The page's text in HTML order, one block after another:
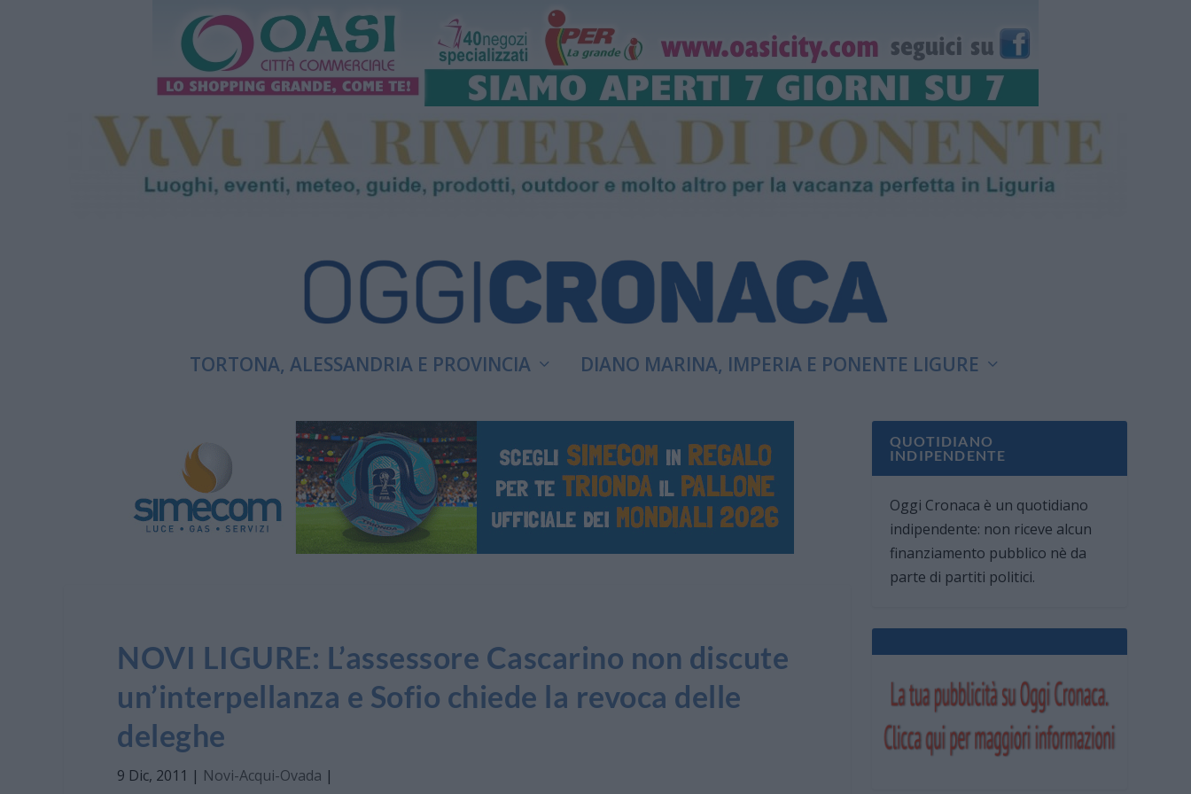
TORTONA, ALESSANDRIA E PROVINCIA DIANO MARINA, IMPERIA E PONENTE LIGURE
NOVI LIGURE: L’assessore Cascarino non discute
un’interpellanza e Sofio chiede la revoca delle
deleghe
9 Dic, 2011 | Novi-Acqui-Ovada |
QUOTIDIANO
INDIPENDENTE
Oggi Cronaca è un quotidiano
indipendente: non riceve alcun
finanziamento pubblico nè da
parte di partiti politici.